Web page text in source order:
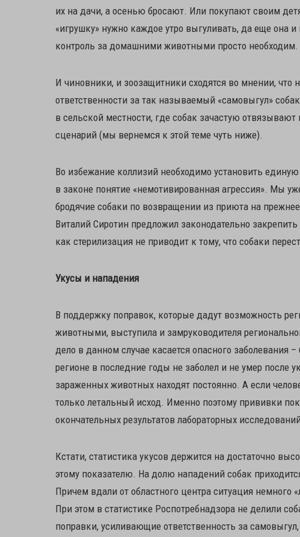
их на дачи, а осенью бросают. Или покупают своим
«игрушку» нужно каждое утро выгуливать, да еще она
контроль за домашними животными просто необходим.
И чиновники, и зоозащитники сходятся во мнении, что
ответственности за так называемый «самовыгул»
в сельской местности, где собак зачастую
сценарий (мы вернемся к этой теме чуть ниже).
Во избежание коллизий необходимо установить
в законе понятие «немотивированная агрессия». Мы
бродячие собаки по возвращении из приюта на
Виталий Сиротин предложил законодательно
как стерилизация не приводит к тому, что собаки
Укусы и нападения
В поддержку поправок, которые дадут возможность
животными, выступила и замруководителя
дело в данном случае касается опасного
регионе в последние годы не заболел и не умер после
зараженных животных находят постоянно. А если
только летальный исход. Именно поэтому прививки
окончательных результатов лабораторных
Кстати, статистика укусов держится на достаточно
этому показателю. На долю нападений собак
Причем вдали от областного центра ситуация
При этом в статистике Роспотребнадзора не делили
поправки, усиливающие ответственность за